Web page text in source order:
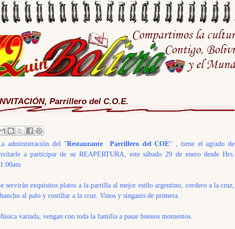
Parrillero del C.O.E.
administración del "Restaurante Parrillero del COE" , tiene el agrado de
a participar de su REAPERTURA, este sábado 29 de enero desde Hrs.
servirán exquisitos platos a la parrilla al mejor estilo argentino, cordero a la cruz,
al palo y costillar a la cruz. Vinos y singanis de primera.
variada, vengan con toda la familia a pasar buenos momentos.